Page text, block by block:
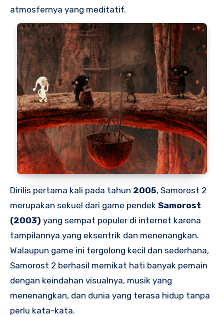
atmosfernya yang meditatif.
Dirilis pertama kali pada tahun 2005, Samorost 2
merupakan sekuel dari game pendek Samorost
(2003) yang sempat populer di internet karena
tampilannya yang eksentrik dan menenangkan.
Walaupun game ini tergolong kecil dan sederhana,
Samorost 2 berhasil memikat hati banyak pemain
dengan keindahan visualnya, musik yang
menenangkan, dan dunia yang terasa hidup tanpa
perlu kata-kata.